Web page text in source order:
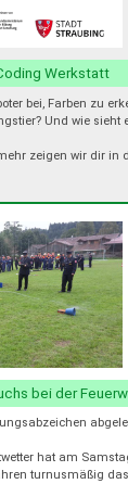
Werkstatt
bei, Farben zu
Und wie sieht
zeigen wir dir in
bei der
hat am
turnusmäßig